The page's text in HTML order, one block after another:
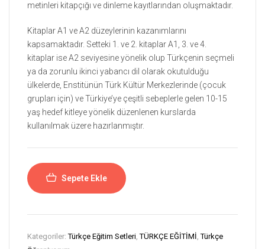
metinleri kitapçığı ve dinleme kayıtlarından oluşmaktadır.
Kitaplar A1 ve A2 düzeylerinin kazanımlarını
kapsamaktadır. Setteki 1. ve 2. kitaplar A1, 3. ve 4.
kitaplar ise A2 seviyesine yönelik olup Türkçenin seçmeli
ya da zorunlu ikinci yabancı dil olarak okutulduğu
ülkelerde, Enstitünün Türk Kültür Merkezlerinde (çocuk
grupları için) ve Türkiye’ye çeşitli sebeplerle gelen 10-15
yaş hedef kitleye yönelik düzenlenen kurslarda
kullanılmak üzere hazırlanmıştır.
Sepete Ekle
Kategoriler:Türkçe Eğitim Setleri,TÜRKÇE EĞİTİMİ,Türkçe